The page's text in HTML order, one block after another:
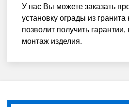
У нас Вы можете заказать
установку ограды из
позволит получить гарантии,
монтаж изделия.